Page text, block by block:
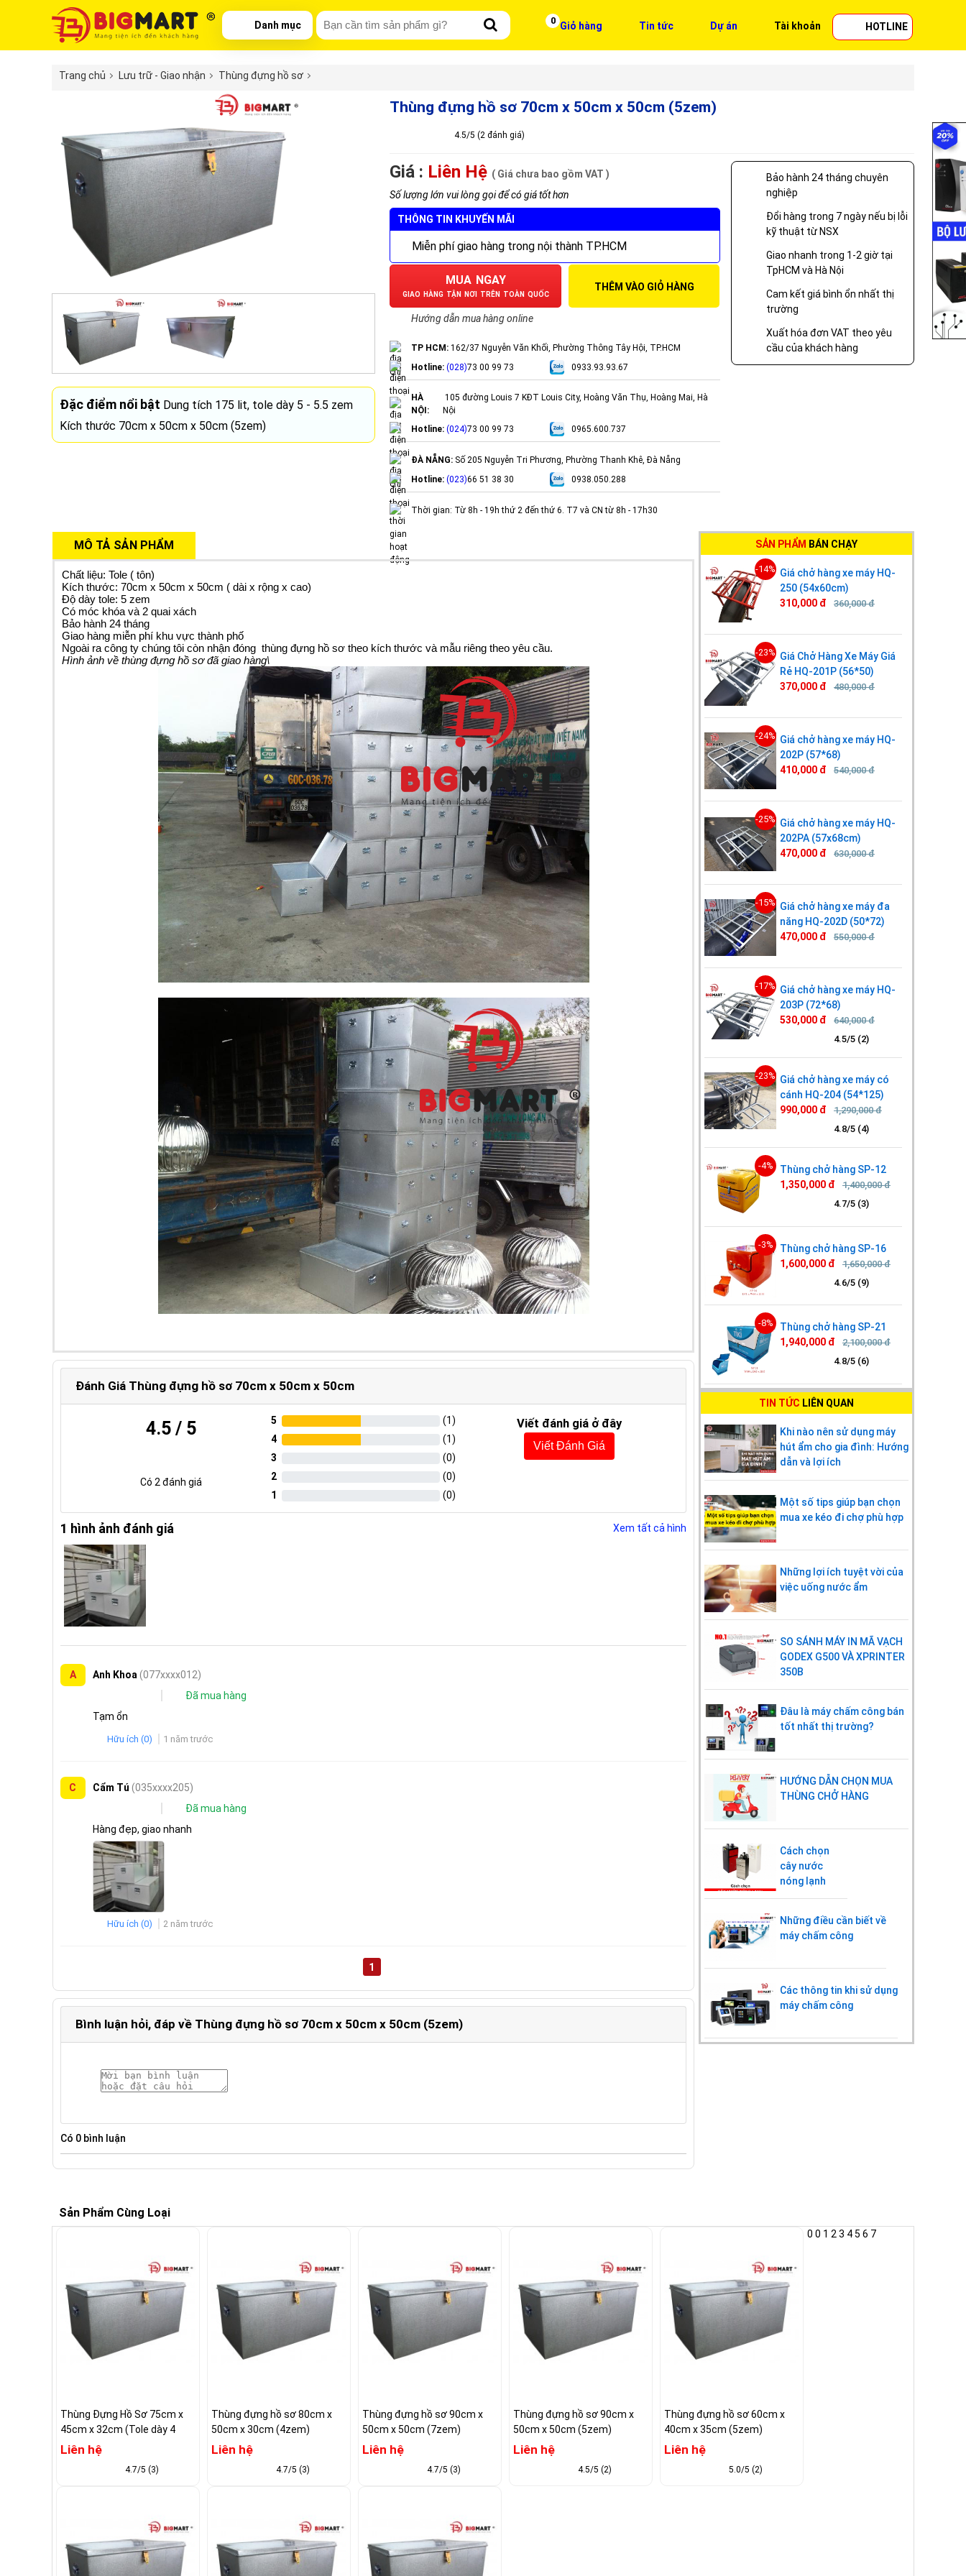
Danh mục 0 Giỏ hàng Tin tức Dự án Tài khoản HOTLINE
Trang chủ Lưu trữ - Giao nhận Thùng đựng hồ sơ
Đặc điểm nổi bật Dung tích 175 lit, tole dày 5 - 5.5 zem
Kích thước 70cm x 50cm x 50cm (5zem)
Thùng đựng hồ sơ 70cm x 50cm x 50cm (5zem)
4.5/5 (2 đánh giá)
Giá : Liên Hệ ( Giá chưa bao gồm VAT )
Số lượng lớn vui lòng gọi để có giá tốt hơn
THÔNG TIN KHUYẾN MÃI
Miễn phí giao hàng trong nội thành TP.HCM
MUA NGAY
GIAO HÀNG TẬN NƠI TRÊN TOÀN QUỐC
THÊM VÀO GIỎ HÀNG
Hướng dẫn mua hàng online
TP HCM: 162/37 Nguyễn Văn Khối, Phường Thông Tây Hội, TP.HCM
Hotline: (028)73 00 99 73 0933.93.93.67
HÀ
NỘI:
105 đường Louis 7 KĐT Louis City, Hoàng Văn Thụ, Hoàng Mai, Hà
Nội
Hotline: (024)73 00 99 73 0965.600.737
ĐÀ NẴNG: Số 205 Nguyễn Tri Phương, Phường Thanh Khê, Đà Nẵng
Hotline: (023)66 51 38 30 0938.050.288
Thời gian: Từ 8h - 19h thứ 2 đến thứ 6. T7 và CN từ 8h - 17h30
Bảo hành 24 tháng chuyên
nghiệp
Đổi hàng trong 7 ngày nếu bị lỗi
kỹ thuật từ NSX
Giao nhanh trong 1-2 giờ tại
TpHCM và Hà Nội
Cam kết giá bình ổn nhất thị
trường
Xuất hóa đơn VAT theo yêu
cầu của khách hàng
MÔ TẢ SẢN PHẨM
Chất liệu: Tole ( tôn)
Kích thước: 70cm x 50cm x 50cm ( dài x rộng x cao)
Độ dày tole: 5 zem
Có móc khóa và 2 quai xách
Bảo hành 24 tháng
Giao hàng miễn phí khu vực thành phố
Ngoài ra công ty chúng tôi còn nhận đóng thùng đựng hồ sơ theo kích thước và mẫu riêng theo yêu cầu.
Hình ảnh về thùng đựng hồ sơ đã giao hàng\
Đánh Giá Thùng đựng hồ sơ 70cm x 50cm x 50cm
4.5 / 5
Có 2 đánh giá
5 (1)
4
(1)
3
(0)
2
(0)
1
(0)
Viết đánh giá ở đây
Viết Đánh Giá
1 hình ảnh đánh giá Xem tất cả hình
A Anh Khoa (077xxxx012)
Đã mua hàng
Tạm ổn
Hữu ích (0) 1 năm trước
C Cẩm Tú (035xxxx205)
Đã mua hàng
Hàng đẹp, giao nhanh
Hữu ích (0) 2 năm trước
1
Bình luận hỏi, đáp về Thùng đựng hồ sơ 70cm x 50cm x 50cm (5zem)
Có 0 bình luận
SẢN PHẨM BÁN CHẠY
-14% Giá chở hàng xe máy HQ-
250 (54x60cm)
310,000 đ
360,000 đ
-23% Giá Chở Hàng Xe Máy Giá
Rẻ HQ-201P (56*50)
370,000 đ
480,000 đ
-24% Giá chở hàng xe máy HQ-
202P (57*68)
410,000 đ
540,000 đ
-25% Giá chở hàng xe máy HQ-
202PA (57x68cm)
470,000 đ
630,000 đ
-15% Giá chở hàng xe máy đa
năng HQ-202D (50*72)
470,000 đ
550,000 đ
-17% Giá chở hàng xe máy HQ-
203P (72*68)
530,000 đ
640,000 đ
4.5/5 (2)
-23% Giá chở hàng xe máy có
cánh HQ-204 (54*125)
990,000 đ
1,290,000 đ
4.8/5 (4)
-4%
Thùng chở hàng SP-12
1,350,000 đ
1,400,000 đ
4.7/5 (3)
-3%
Thùng chở hàng SP-16
1,600,000 đ
1,650,000 đ
4.6/5 (9)
-8%
Thùng chở hàng SP-21
1,940,000 đ
2,100,000 đ
4.8/5 (6)
TIN TỨC LIÊN QUAN
Khi nào nên sử dụng máy
hút ẩm cho gia đình: Hướng
dẫn và lợi ích
Một số tips giúp bạn chọn
mua xe kéo đi chợ phù hợp
Những lợi ích tuyệt vời của
việc uống nước ẩm
SO SÁNH MÁY IN MÃ VẠCH
GODEX G500 VÀ XPRINTER
350B
Đâu là máy chấm công bán
tốt nhất thị trường?
HƯỚNG DẪN CHỌN MUA
THÙNG CHỞ HÀNG
Cách chọn
cây nước
nóng lạnh
Những điều cần biết về
máy chấm công
Các thông tin khi sử dụng
máy chấm công
Sản Phẩm Cùng Loại
0
Thùng Đựng Hồ Sơ 75cm x
45cm x 32cm (Tole dày 4
zem)
Liên hệ
4.7/5 (3)
0
Thùng đựng hồ sơ 80cm x
50cm x 30cm (4zem)
Liên hệ
4.7/5 (3)
1
Thùng đựng hồ sơ 90cm x
50cm x 50cm (7zem)
Liên hệ
4.7/5 (3)
2
Thùng đựng hồ sơ 90cm x
50cm x 50cm (5zem)
Liên hệ
4.5/5 (2)
3
Thùng đựng hồ sơ 60cm x
40cm x 35cm (5zem)
Liên hệ
5.0/5 (2)
45 6 7